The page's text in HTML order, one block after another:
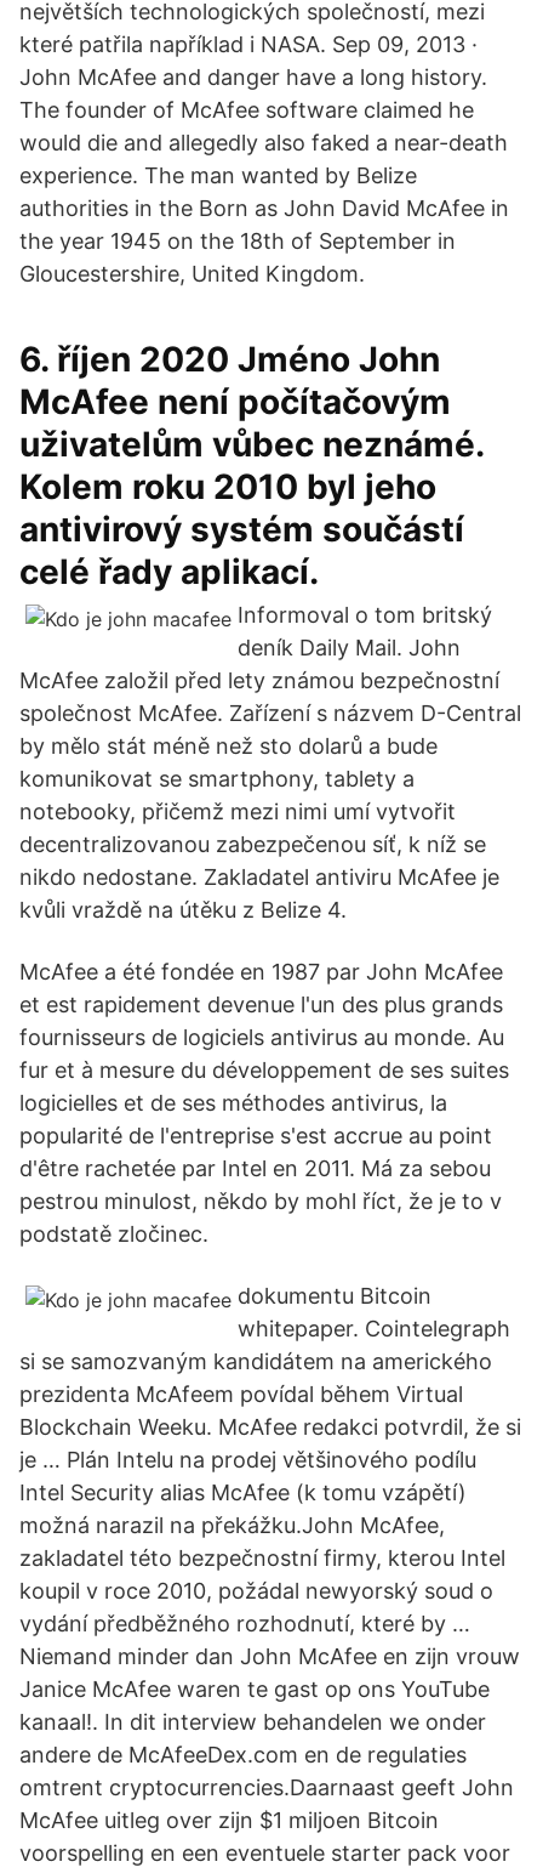
největších technologických společností, mezi
které patřila například i NASA. Sep 09, 2013 ·
John McAfee and danger have a long history.
The founder of McAfee software claimed he
would die and allegedly also faked a near-death
experience. The man wanted by Belize
authorities in the Born as John David McAfee in
the year 1945 on the 18th of September in
Gloucestershire, United Kingdom.
6. říjen 2020 Jméno John
McAfee není počítačovým
uživatelům vůbec neznámé.
Kolem roku 2010 byl jeho
antivirový systém součástí
celé řady aplikací.
Informoval o tom britský
deník Daily Mail. John
McAfee založil před lety známou bezpečnostní
společnost McAfee. Zařízení s názvem D-Central
by mělo stát méně než sto dolarů a bude
komunikovat se smartphony, tablety a
notebooky, přičemž mezi nimi umí vytvořit
decentralizovanou zabezpečenou síť, k níž se
nikdo nedostane. Zakladatel antiviru McAfee je
kvůli vraždě na útěku z Belize 4.
McAfee a été fondée en 1987 par John McAfee
et est rapidement devenue l'un des plus grands
fournisseurs de logiciels antivirus au monde. Au
fur et à mesure du développement de ses suites
logicielles et de ses méthodes antivirus, la
popularité de l'entreprise s'est accrue au point
d'être rachetée par Intel en 2011. Má za sebou
pestrou minulost, někdo by mohl říct, že je to v
podstatě zločinec.
dokumentu Bitcoin
whitepaper. Cointelegraph
si se samozvaným kandidátem na amerického
prezidenta McAfeem povídal během Virtual
Blockchain Weeku. McAfee redakci potvrdil, že si
je … Plán Intelu na prodej většinového podílu
Intel Security alias McAfee (k tomu vzápětí)
možná narazil na překážku.John McAfee,
zakladatel této bezpečnostní firmy, kterou Intel
koupil v roce 2010, požádal newyorský soud o
vydání předběžného rozhodnutí, které by …
Niemand minder dan John McAfee en zijn vrouw
Janice McAfee waren te gast op ons YouTube
kanaal!. In dit interview behandelen we onder
andere de McAfeeDex.com en de regulaties
omtrent cryptocurrencies.Daarnaast geeft John
McAfee uitleg over zijn $1 miljoen Bitcoin
voorspelling en een eventuele starter pack voor